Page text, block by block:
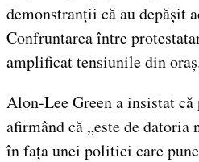
demonstranții că au depășit
Confruntarea între
amplificat tensiunile din
Alon-Lee Green a insistat
afirmând că „este de datoria
în fața unei politici care